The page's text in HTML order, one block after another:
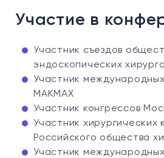
Участие в
Участник съездов
эндоскопических
Участник
МАКМАХ
Участник конгрессов
Участник хирургических
Российского общества
Участник